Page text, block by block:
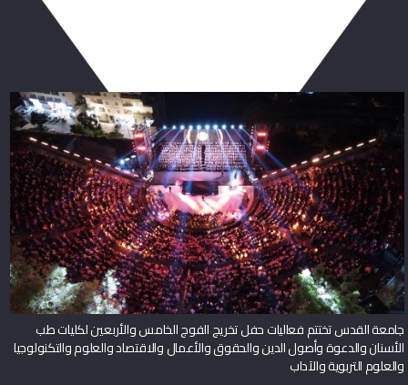
جامعة القدس تختتم فعاليات حفل تخريج الفوج الخامس والأربعين لكليات طب
الأسنان والدعوة وأصول الدين والحقوق والأعمال والاقتصاد والعلوم والتكنولوجيا
والعلوم التربوية والآداب